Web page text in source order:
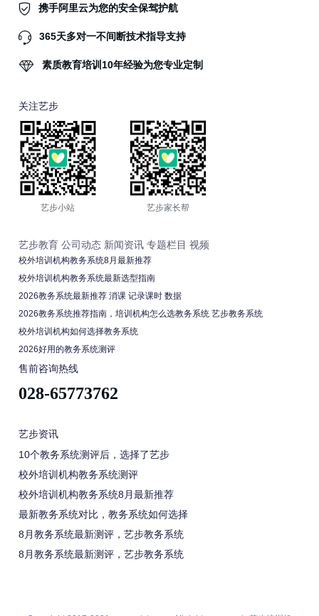
携手阿里云为您的安全保驾护航
365天多对一不间断技术指导支持
素质教育培训10年经验为您专业定制
关注艺步
艺步小站 艺步家长帮
艺步教育 公司动态 新闻资讯 专题栏目 视频
校外培训机构教务系统8月最新推荐
校外培训机构教务系统最新选型指南
2026教务系统最新推荐 消课 记录课时 数据
2026教务系统推荐指南，培训机构怎么选教务系统 艺步教务系统
校外培训机构如何选择教务系统
2026好用的教务系统测评
售前咨询热线
028-65773762
艺步资讯
10个教务系统测评后，选择了艺步
校外培训机构教务系统测评
校外培训机构教务系统8月最新推荐
最新教务系统对比，教务系统如何选择
8月教务系统最新测评，艺步教务系统
8月教务系统最新测评，艺步教务系统